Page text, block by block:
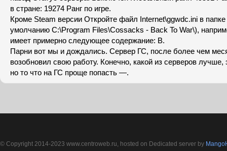
в стране: 19274 Ранг по игре.
Кроме Steam версии Откройте файл Internet\ggwdc.ini в
умолчанию C:\Program Files\Cossacks - Back To War\),
имеет примерно следующее содержание: В.
Парни вот мы и дождались. Сервер ГС, после более чем
возобновил свою работу. Конечно, какой из серверов лучше,
но то что на ГС проще попасть —.
© Copyright 2014-2023 www.centroweb.ru, hosted on Dedicated server by